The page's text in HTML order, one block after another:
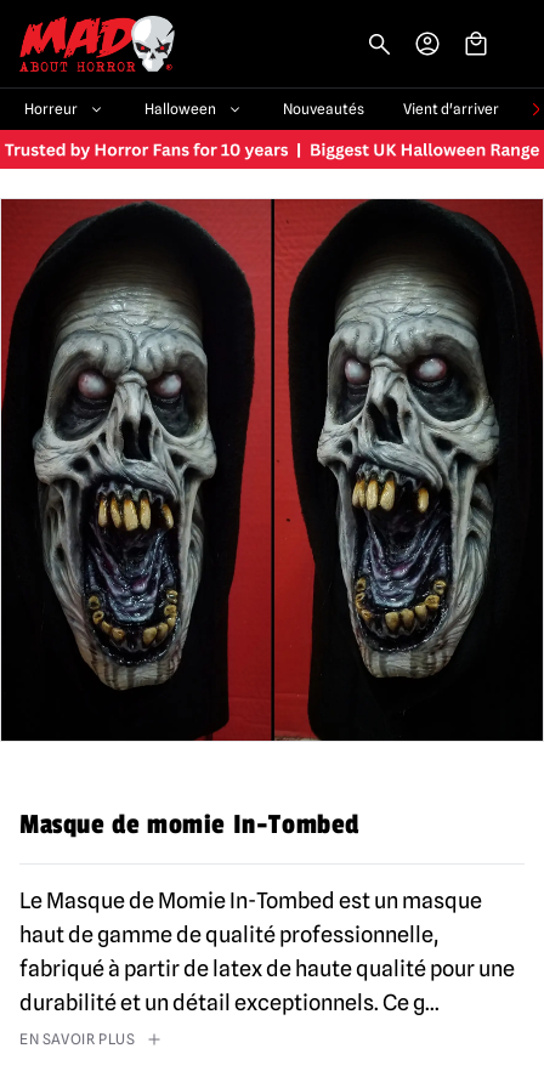
Horreur Halloween Nouveautés Vient d'arriver
Masque de momie In-Tombed
Le Masque de Momie In-Tombed est un masque
haut de gamme de qualité professionnelle,
fabriqué à partir de latex de haute qualité pour une
durabilité et un détail exceptionnels. Ce g...
EN SAVOIR PLUS